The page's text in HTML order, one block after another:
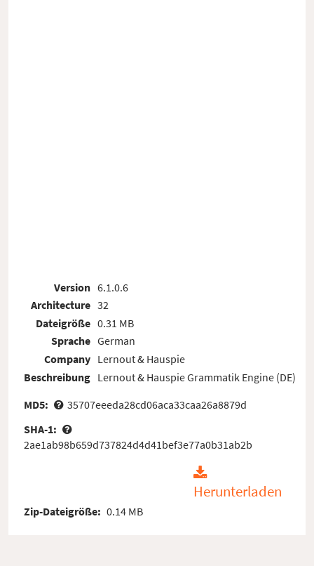
Version
Architecture
Dateigröße
Sprache
Company
Beschreibung
6.1.0.6
32
0.31 MB
German
Lernout & Hauspie
Lernout & Hauspie Grammatik Engine (DE)
MD5:
35707eeeda28cd06aca33caa26a8879d
SHA-1:
2ae1ab98b659d737824d4d41bef3e77a0b31ab2b
Herunterladen
Zip-Dateigröße: 0.14 MB